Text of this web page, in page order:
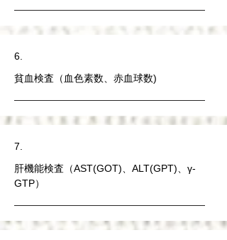
6.
貧血検査（血色素数、赤血球数)
7.
肝機能検査（AST(GOT)、ALT(GPT)、γ-
GTP）